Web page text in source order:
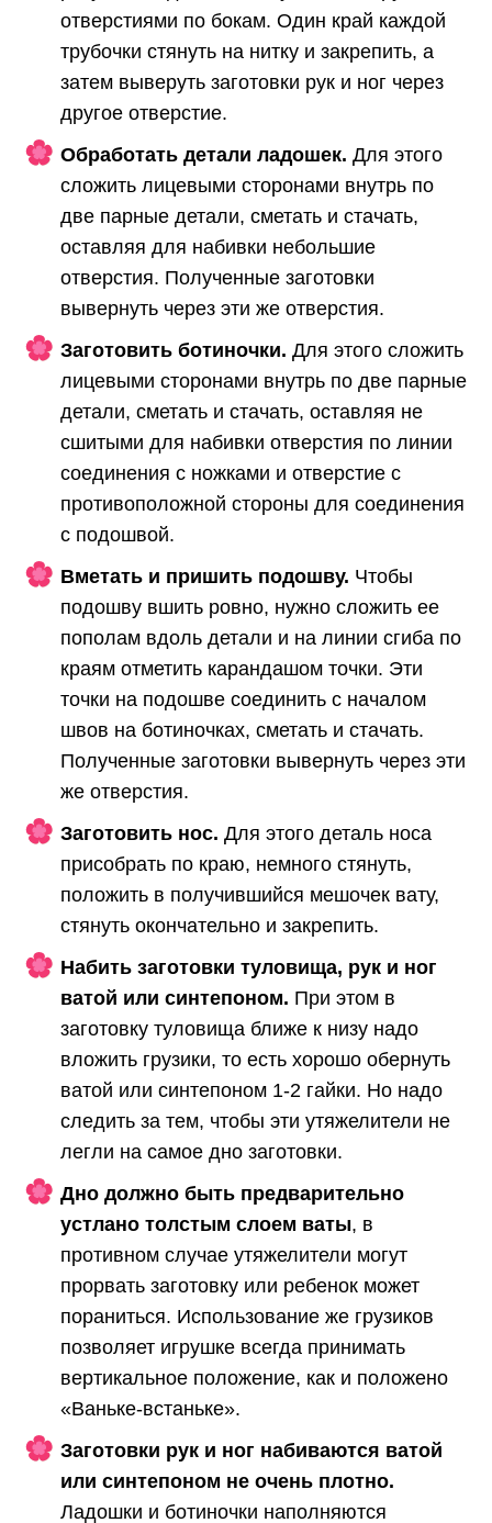
отверстиями по бокам. Один край каждой
трубочки стянуть на нитку и закрепить, а
затем выверуть заготовки рук и ног через
другое отверстие.
Обработать детали ладошек. Для этого
сложить лицевыми сторонами внутрь по
две парные детали, сметать и стачать,
оставляя для набивки небольшие
отверстия. Полученные заготовки
вывернуть через эти же отверстия.
Заготовить ботиночки. Для этого сложить
лицевыми сторонами внутрь по две парные
детали, сметать и стачать, оставляя не
сшитыми для набивки отверстия по линии
соединения с ножками и отверстие с
противоположной стороны для соединения
с подошвой.
Вметать и пришить подошву. Чтобы
подошву вшить ровно, нужно сложить ее
пополам вдоль детали и на линии сгиба по
краям отметить карандашом точки. Эти
точки на подошве соединить с началом
швов на ботиночках, сметать и стачать.
Полученные заготовки вывернуть через эти
же отверстия.
Заготовить нос. Для этого деталь носа
присобрать по краю, немного стянуть,
положить в получившийся мешочек вату,
стянуть окончательно и закрепить.
Набить заготовки туловища, рук и ног
ватой или синтепоном. При этом в
заготовку туловища ближе к низу надо
вложить грузики, то есть хорошо обернуть
ватой или синтепоном 1-2 гайки. Но надо
следить за тем, чтобы эти утяжелители не
легли на самое дно заготовки.
Дно должно быть предварительно
устлано толстым слоем ваты, в
противном случае утяжелители могут
прорвать заготовку или ребенок может
пораниться. Использование же грузиков
позволяет игрушке всегда принимать
вертикальное положение, как и положено
«Ваньке-встаньке».
Заготовки рук и ног набиваются ватой
или синтепоном не очень плотно.
Ладошки и ботиночки наполняются